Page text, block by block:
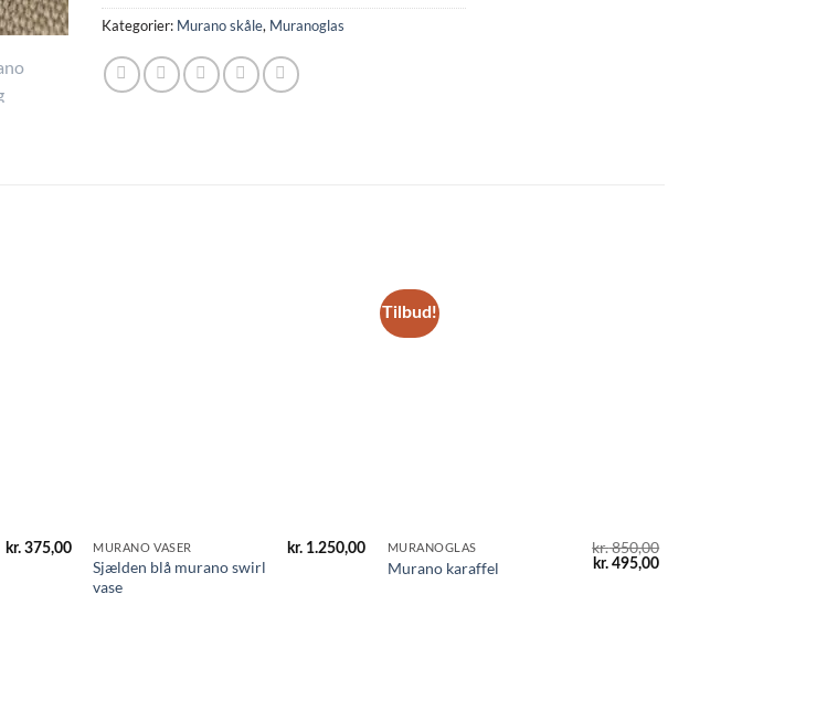
Kategorier: Murano skåle, Muranoglas
kr.375,00 MURANO VASER
Sjælden blå murano swirl
vase
kr.1.250,00
Tilbud!
MURANOGLAS
Murano karaffel
kr.850,00
Den
oprindelige
kr. 495,00Den